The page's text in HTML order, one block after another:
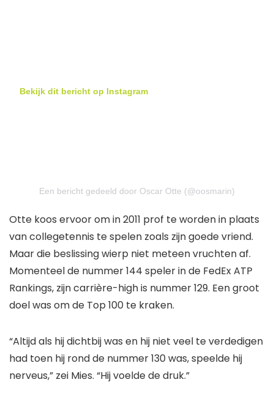
Bekijk dit bericht op Instagram
Een bericht gedeeld door Oscar Otte (@oosmarin)
Otte koos ervoor om in 2011 prof te worden in plaats
van collegetennis te spelen zoals zijn goede vriend.
Maar die beslissing wierp niet meteen vruchten af.
Momenteel de nummer 144 speler in de FedEx ATP
Rankings, zijn carrière-high is nummer 129. Een groot
doel was om de Top 100 te kraken.
“Altijd als hij dichtbij was en hij niet veel te verdedigen
had toen hij rond de nummer 130 was, speelde hij
nerveus,” zei Mies. “Hij voelde de druk.”